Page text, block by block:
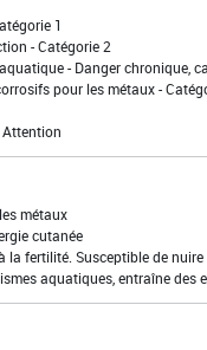
1
- Catégorie 2
- Danger chronique,
pour les métaux -
métaux
cutanée
la fertilité. Susceptible de
aquatiques, entraîne des